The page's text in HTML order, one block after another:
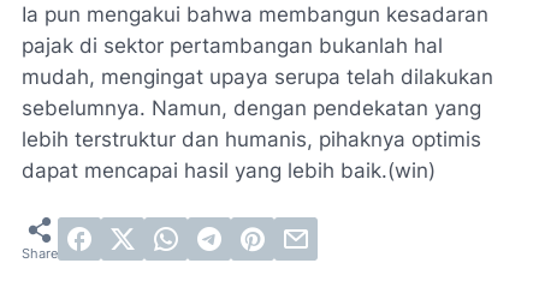
Ia pun mengakui bahwa membangun kesadaran
pajak di sektor pertambangan bukanlah hal
mudah, mengingat upaya serupa telah dilakukan
sebelumnya. Namun, dengan pendekatan yang
lebih terstruktur dan humanis, pihaknya optimis
dapat mencapai hasil yang lebih baik.(win)